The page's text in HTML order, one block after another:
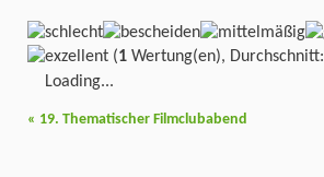
(1 Wertung(en), Durchschnitt:
Loading...
« 19. Thematischer Filmclubabend